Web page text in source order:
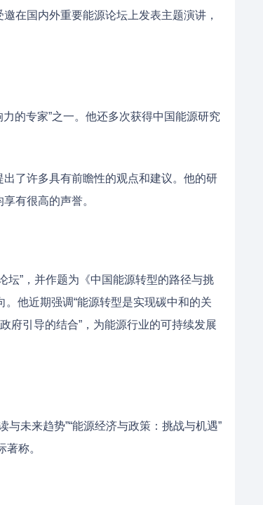
在国内外重要能源论坛上发表主题演讲，
的专家”之一。他还多次获得中国能源研究
了许多具有前瞻性的观点和建议。他的研
有很高的声誉。
坛”，并作题为《中国能源转型的路径与挑
他近期强调“能源转型是实现碳中和的关
府引导的结合”，为能源行业的可持续发展
与未来趋势”“能源经济与政策：挑战与机遇”
称。